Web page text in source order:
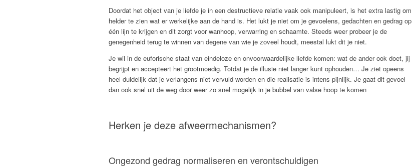
Doordat het object van je liefde je in een destructieve relatie vaak ook manipuleert, is het extra lastig om
helder te zien wat er werkelijke aan de hand is. Het lukt je niet om je gevoelens, gedachten en gedrag op
één lijn te krijgen en dit zorgt voor wanhoop, verwarring en schaamte. Steeds weer probeer je de
genegenheid terug te winnen van degene van wie je zoveel houdt, meestal lukt dit je niet.
Je wil in de euforische staat van eindeloze en onvoorwaardelijke liefde komen: wat de ander ook doet, jij
begrijpt en accepteert het grootmoedig. Totdat je de illusie niet langer kunt ophouden… Je ziet opeens
heel duidelijk dat je verlangens niet vervuld worden en die realisatie is intens pijnlijk. Je gaat dit gevoel
dan ook snel uit de weg door weer zo snel mogelijk in je bubbel van valse hoop te komen
Herken je deze afweermechanismen?
Ongezond gedrag normaliseren en verontschuldigen